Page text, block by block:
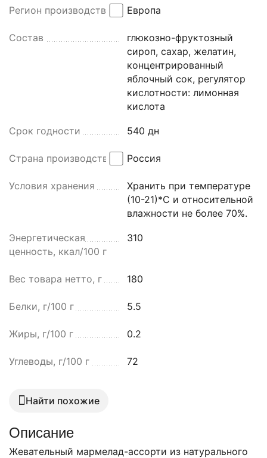
Регион производства Европа
Состав
глюкозно-фруктозный
сироп, сахар, желатин,
концентрированный
яблочный сок, регулятор
кислотности: лимонная
кислота
Срок годности 540 дн
Страна производства Россия
Условия хранения
Хранить при температуре
(10-21)*С и относительной
влажности не более 70%.
Энергетическая
ценность, ккал/100 г
310
Вес товара нетто, г 180
Белки, г/100 г 5.5
Жиры, г/100 г 0.2
Углеводы, г/100 г 72
Найти похожие
Описание
Жевательный мармелад-ассорти из натурального